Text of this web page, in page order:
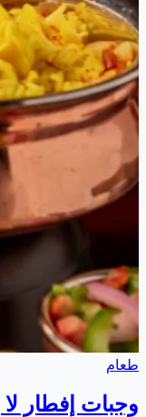
طعام
وجبات إفطار